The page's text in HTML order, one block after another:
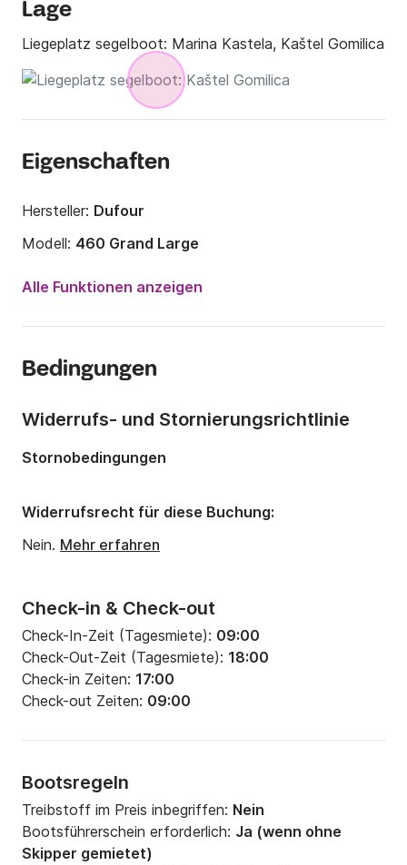
Lage
Liegeplatz segelboot: Marina Kastela, Kaštel Gomilica
Eigenschaften
Hersteller: Dufour
Modell: 460 Grand Large
2018
Anzahl Schlafplätze:
Tiefgang:2.2m
Motorleistung:55PS
Alle Funktionen anzeigen
Bedingungen
Check-in & Check-out
Check-In-Zeit (Tagesmiete): 09:00
Check-Out-Zeit (Tagesmiete): 18:00
Check-in Zeiten: 17:00
Check-out Zeiten: 09:00
Bootsregeln
Treibstoff im Preis inbegriffen: Nein
Bootsführerschein erforderlich: Ja (wenn ohne
Skipper gemietet)
Widerrufs- und Stornierungsrichtlinie
Stornobedingungen
Widerrufsrecht für diese Buchung:
Nein. Mehr erfahren